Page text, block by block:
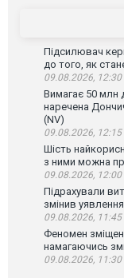
Підсилювач
до того, як
09.08.2026, 12:30
Вимагає 50 млн
наречена
(NV)
09.08.2026, 12:15
Шість
з ними можна
09.08.2026, 12:00
Підрахували
змінив
09.08.2026, 11:45
Феномен
намагаючись
09.08.2026, 11:30